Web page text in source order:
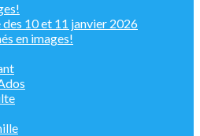
des 10 et 11 janvier 2026
en images!